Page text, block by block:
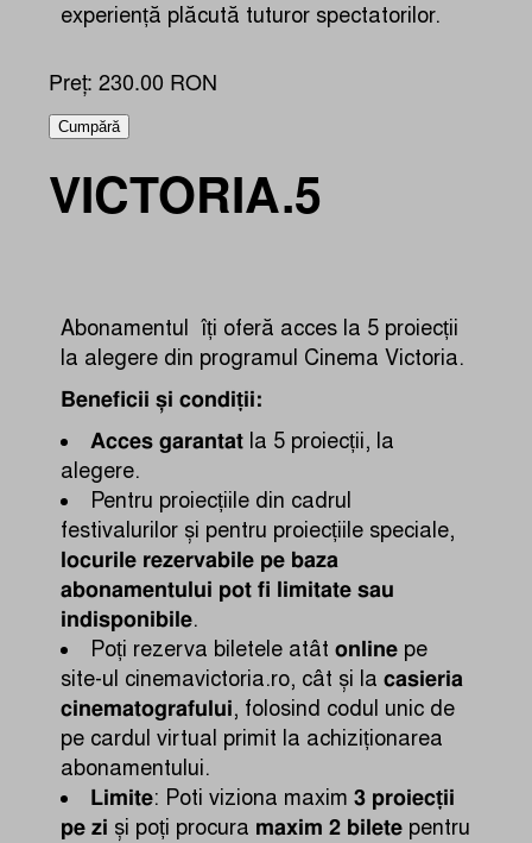
experiență plăcută tuturor spectatorilor.
Preț: 230.00 RON
Cumpără
VICTORIA.5
Abonamentul îți oferă acces la 5 proiecții
la alegere din programul Cinema Victoria.
Beneficii și condiții:
Acces garantat la 5 proiecții, la
alegere.
Pentru proiecțiile din cadrul
festivalurilor și pentru proiecțiile speciale,
locurile rezervabile pe baza
abonamentului pot fi limitate sau
indisponibile.
Poți rezerva biletele atâtonline pe
site-ul cinemavictoria.ro, cât și lacasieria
cinematografului, folosind codul unic de
pe cardul virtual primit la achiziționarea
abonamentului.
Limite: Poti viziona maxim3 proiecții
pe zi și poți procura maxim 2 bilete pentru